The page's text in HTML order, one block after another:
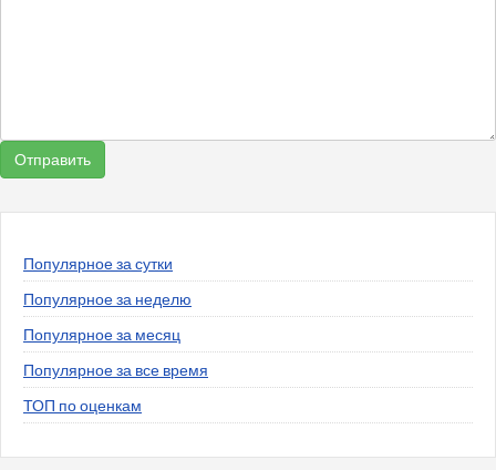
Популярное за сутки
Популярное за неделю
Популярное за месяц
Популярное за все время
ТОП по оценкам